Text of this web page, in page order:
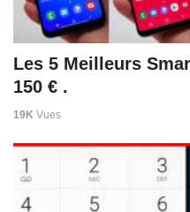
Les 5 Meilleurs
150 € .
19K Vues